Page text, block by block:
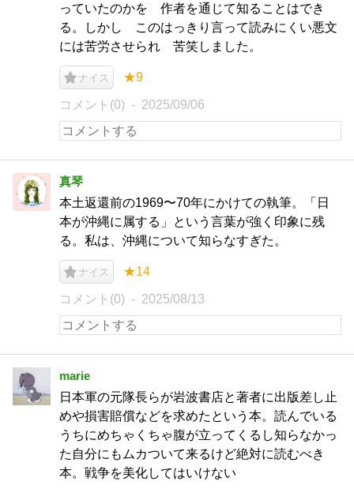
っていたのかを 作者を通じて知ることはでき
る。しかし このはっきり言って読みにくい悪文
には苦労させられ 苦笑しました。
ナイス ★9
コメント(0) 2025/09/06
真琴
本土返還前の1969〜70年にかけての執筆。「日
本が沖縄に属する」という言葉が強く印象に残
る。私は、沖縄について知らなすぎた。
ナイス ★14
コメント(0) 2025/08/13
marie
日本軍の元隊長らが岩波書店と著者に出版差し止
めや損害賠償などを求めたという本。読んでいる
うちにめちゃくちゃ腹が立ってくるし知らなかっ
た自分にもムカついて来るけど絶対に読むべき
本。戦争を美化してはいけない